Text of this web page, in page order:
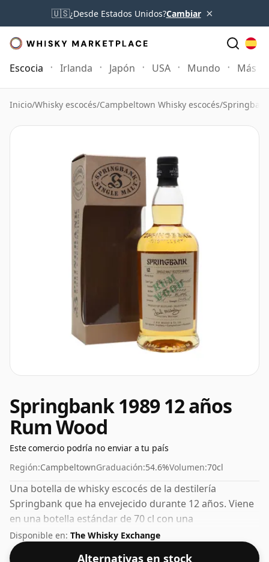
🇺🇸¿Desde Estados Unidos?Cambiar ×
Escocia Irlanda Japón USA Mundo Más
Inicio/Whisky escocés/Campbeltown Whisky escocés/
Springbank 1989 12 años
Rum Wood
Este comercio podría no enviar a tu país
Región:CampbeltownGraduación:54.6%Volumen:70cl
Una botella de whisky escocés de la destilería
Springbank que ha envejecido durante 12 años. Viene
en una botella estándar de 70 cl con una
concentración no estándar del 54,6%.
Disponible en: The Whisky Exchange
Alternativas en stock